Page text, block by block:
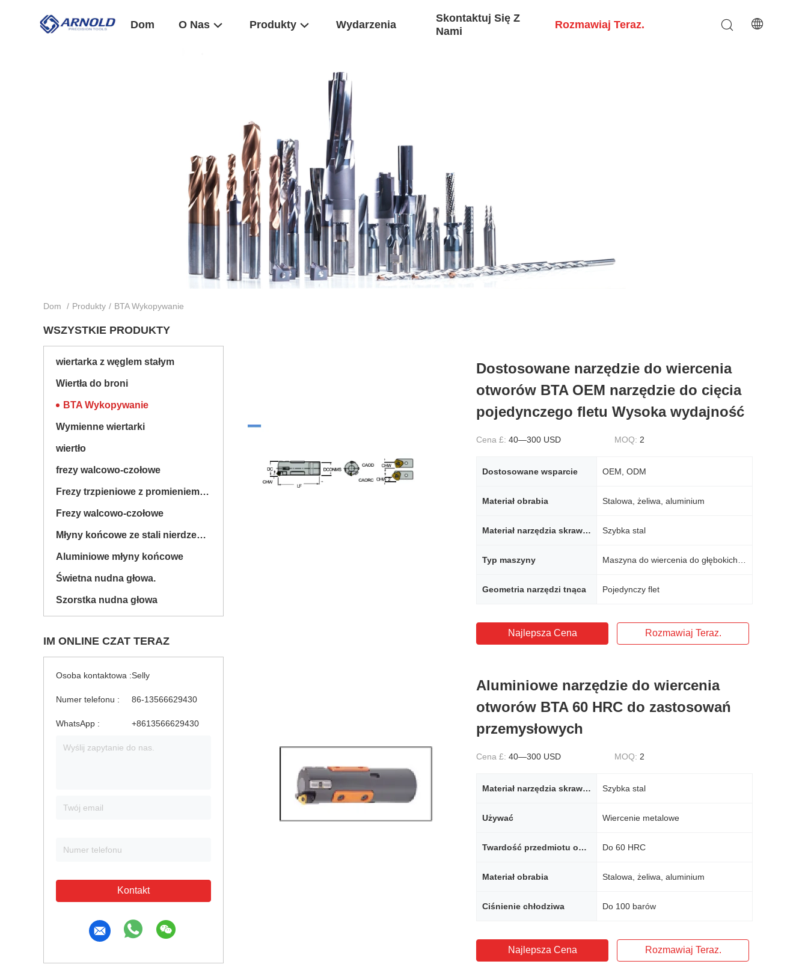
Dom O Nas Produkty Wydarzenia
Skontaktuj Się Z
Nami
Rozmawiaj Teraz.
Dom / Produkty / BTA Wykopywanie
WSZYSTKIE PRODUKTY
wiertarka z węglem stałym
Wiertła do broni
BTA Wykopywanie
Wymienne wiertarki
wiertło
frezy walcowo-czołowe
Frezy trzpieniowe z promieniem naroża
Frezy walcowo-czołowe
Młyny końcowe ze stali nierdzewnej
Aluminiowe młyny końcowe
Świetna nudna głowa.
Szorstka nudna głowa
IM ONLINE CZAT TERAZ
Osoba kontaktowa :Selly
Numer telefonu : 86-13566629430
WhatsApp : +8613566629430
Kontakt
Dostosowane narzędzie do wiercenia
otworów BTA OEM narzędzie do cięcia
pojedynczego fletu Wysoka wydajność
Cena £: 40—300 USD MOQ: 2
Dostosowane wsparcie OEM, ODM
Materiał obrabia Stalowa, żeliwa, aluminium
Materiał narzędzia skrawającego Szybka stal
Typ maszyny
Geometria narzędzi tnąca Pojedynczy flet
Najlepsza Cena Rozmawiaj Teraz.
Aluminiowe narzędzie do wiercenia
otworów BTA 60 HRC do zastosowań
przemysłowych
Cena £: 40—300 USD MOQ: 2
Materiał narzędzia skrawającego Szybka stal
Używać Wiercenie metalowe
Twardość przedmiotu obrabianego Do 60 HRC
Materiał obrabia Stalowa, żeliwa, aluminium
Ciśnienie chłodziwa Do 100 barów
Najlepsza Cena Rozmawiaj Teraz.